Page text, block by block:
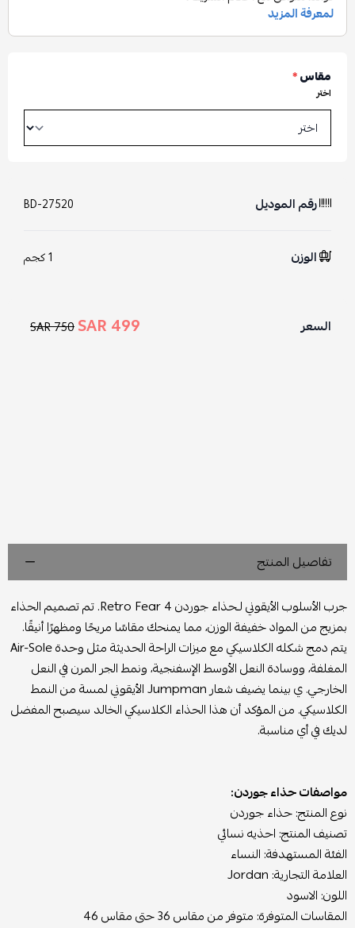
مقاس*
اختر
رقم الموديل BD-27520
الوزن 1 كجم
السعر 499 SAR
750 SAR
تفاصيل المنتج
جرب الأسلوب الأيقوني لـحذاء جوردن 4 Retro Fear. تم تصميم الحذاء
بمزيج من المواد خفيفة الوزن، مما يمنحك مقاسًا مريحًا ومظهرًا أنيقًا.
يتم دمج شكله الكلاسيكي مع ميزات الراحة الحديثة مثل وحدة Air-Sole
المغلفة، ووسادة النعل الأوسط الإسفنجية، ونمط الجر المرن في النعل
الخارجي. ي بينما يضيف شعار Jumpman الأيقوني لمسة من النمط
الكلاسيكي. من المؤكد أن هذا الحذاء الكلاسيكي الخالد سيصبح المفضل
لديك في أي مناسبة.
مواصفات حذاء جوردن:
نوع المنتج: حذاء جوردن
تصنيف المنتج: احذيه نسائي
الفئة المستهدفة: النساء
العلامة التجارية: Jordan
اللون: الاسود
المقاسات المتوفرة: متوفر من مقاس 36 حتى مقاس 46